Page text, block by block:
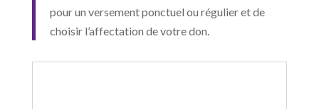
pour un versement ponctuel ou régulier et de
choisir l’affectation de votre don.